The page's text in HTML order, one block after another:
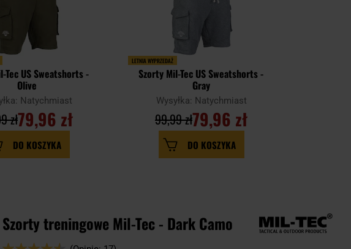
Tec US Sweatshorts -
Olive
Natychmiast
79,96 zł
zł
DO KOSZYKA
LETNIA WYPRZEDAŻ
Szorty Mil-Tec US Sweatshorts -
Gray
Wysyłka: Natychmiast
79,96 zł
99,99 zł
DO KOSZYKA
Szorty treningowe Mil-Tec - Dark Camo